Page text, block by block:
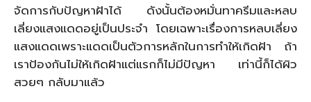
จัดการกับปัญหาฝ้าได้ ดังนั้นต้องหมั่นทาครีมและหลบ
เลี่ยงแสงแดดอยู่เป็นประจำ โดยเฉพาะเรื่องการหลบเลี่ยง
แสงแดดเพราะแดดเป็นตัวการหลักในการทำให้เกิดฝ้า ถ้า
เราป้องกันไม่ให้เกิดฝ้าแต่แรกก็ไม่มีปัญหา เท่านี้ก็ได้ผิว
สวยๆ กลับมาแล้ว